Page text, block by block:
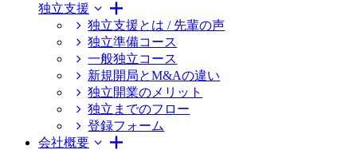
独立支援
独立支援とは / 先輩の声
独立準備コース
一般独立コース
新規開局とM&Aの違い
独立開業のメリット
独立までのフロー
登録フォーム
会社概要